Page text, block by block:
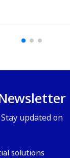
Stay updated on
solutions